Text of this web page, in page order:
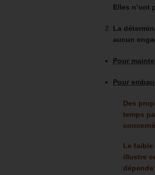
Elles n’ont
La
aucun
Pour
Pour
Des
temps
Le faible
illustre